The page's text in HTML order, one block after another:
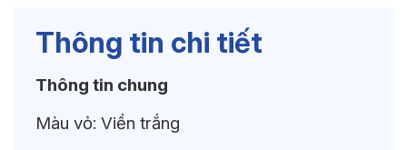
Thông tin chi tiết
Thông tin chung
Màu vỏ: Viền trắng